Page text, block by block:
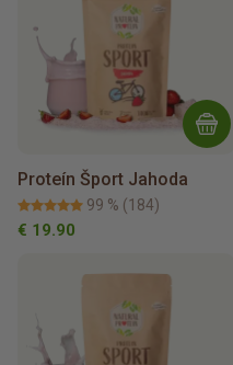
Proteín Šport Jahoda
99 % (184)
€ 19.90